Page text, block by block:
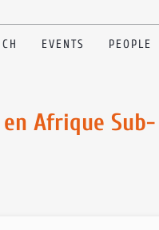
EVENTS PEOPLE
Afrique Sub-